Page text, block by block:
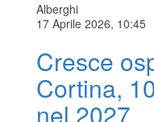
Alberghi
17 Aprile 2026, 10:45
Cresce
Cortina,
nel 2027